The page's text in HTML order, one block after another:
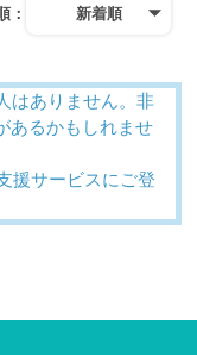
： 新着順
はありません。非
あるかもしれませ
援サービスにご登